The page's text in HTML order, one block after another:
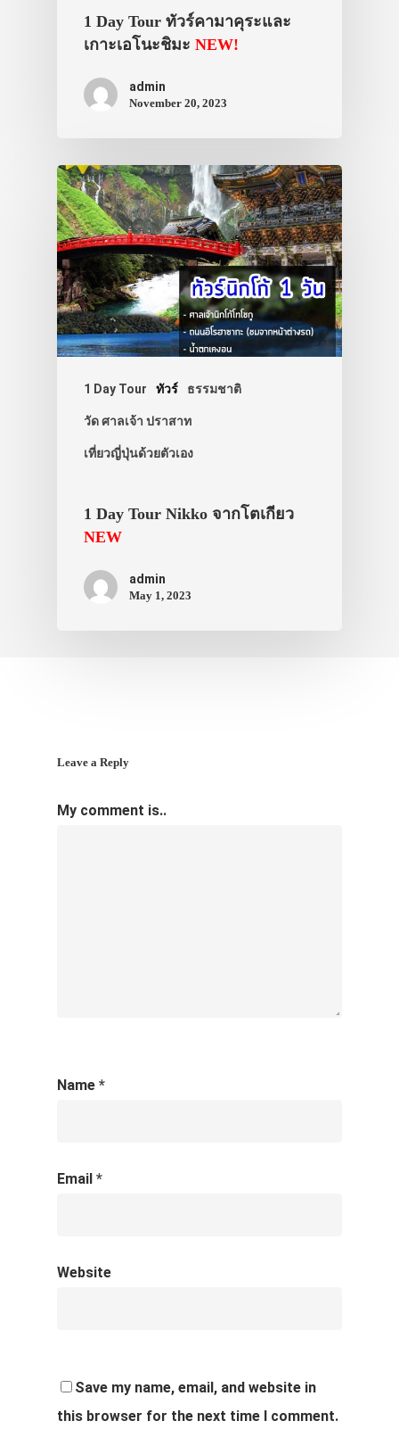
1 Day Tour ทัวร์คามาคุระและ
เกาะเอโนะชิมะ NEW!
admin
November 20, 2023
1 Day Tour ทัวร์ ธรรมชาติ
วัด ศาลเจ้า ปราสาท
เที่ยวญี่ปุ่นด้วยตัวเอง
1 Day Tour Nikko จากโตเกียว
NEW
admin
May 1, 2023
Leave a Reply
My comment is..
Name *
Email *
Website
Save my name, email, and website in
this browser for the next time I comment.
ประเทศญี่ปุ่น
เที่ยวญี่ปุ่นด้ว
เอง
รถบัส
เดินทาง
ทัวร์
ที่พัก